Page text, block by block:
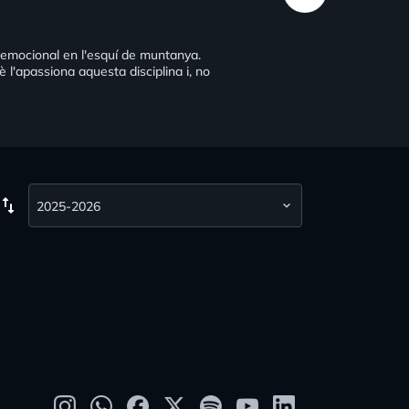
en l'esquí de muntanya.
aquesta disciplina i, no
swap_vert